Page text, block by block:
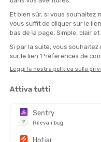
DISPONIBILE - SPEDITO IN 24/48 ORE
99,95 €